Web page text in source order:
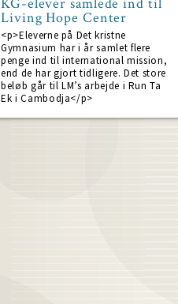
Living Hope Center
<p>Eleverne på Det kristne
Gymnasium har i år samlet flere
penge ind til international mission,
end de har gjort tidligere. Det store
beløb går til LM’s arbejde i Run Ta
Ek i Cambodja</p>